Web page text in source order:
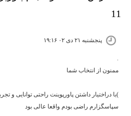
11
پنجشنبه ۲۱ دی ۰۲ ۱۹:۱۶
ممنون از انتخاب شما
)با دراختیار داشتن پاورپوینت راحتی توانایی و
سپاسگزارم راضی بودم واقعا عالی بود